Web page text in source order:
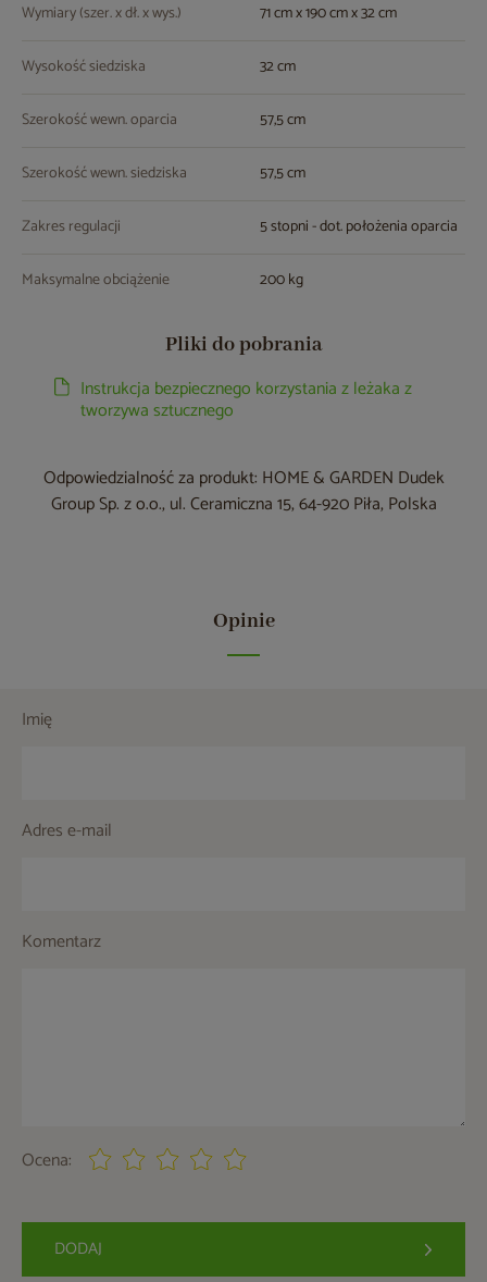
Wymiary (szer. x dł. x wys.) 71 cm x 190 cm x 32 cm
Wysokość siedziska 32 cm
Szerokość wewn. oparcia 57,5 cm
Szerokość wewn. siedziska 57,5 cm
Zakres regulacji 5 stopni - dot. położenia oparcia
Maksymalne obciążenie 200 kg
Pliki do pobrania
Instrukcja bezpiecznego korzystania z leżaka z
tworzywa sztucznego
Odpowiedzialność za produkt: HOME & GARDEN Dudek
Group Sp. z o.o., ul. Ceramiczna 15, 64-920 Piła, Polska
Opinie
Imię
Adres e-mail
Komentarz
Ocena:
DODAJ